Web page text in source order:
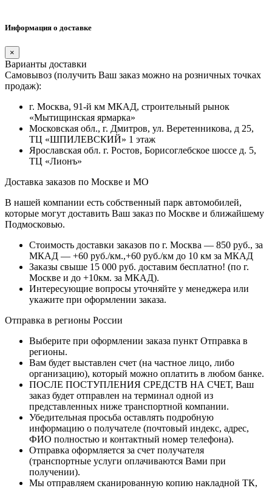
Информация о доставке
×
Варианты доставки
Самовывоз (получить Ваш заказ можно на розничных точках
продаж):
г. Москва, 91-й км МКАД, строительный рынок
«Мытищинская ярмарка»
Московская обл., г. Дмитров, ул. Веретенникова, д 25,
ТЦ «ШПИЛЕВСКИЙ» 1 этаж
Ярославская обл. г. Ростов, Борисоглебское шоссе д. 5,
ТЦ «Лионъ»
Доставка заказов по Москве и МО
В нашей компании есть собственный парк автомобилей,
которые могут доставить Ваш заказ по Москве и ближайшему
Подмосковью.
Стоимость доставки заказов по г. Москва — 850 руб., за
МКАД — +60 руб./км.,+60 руб./км до 10 км за МКАД
Заказы свыше 15 000 руб. доставим бесплатно! (по г.
Москве и до +10км. за МКАД).
Интересующие вопросы уточняйте у менеджера или
укажите при оформлении заказа.
Отправка в регионы России
Выберите при оформлении заказа пункт Отправка в
регионы.
Вам будет выставлен счет (на частное лицо, либо
организацию), который можно оплатить в любом банке.
ПОСЛЕ ПОСТУПЛЕНИЯ СРЕДСТВ НА СЧЕТ, Ваш
заказ будет отправлен на терминал одной из
представленных ниже транспортной компании.
Убедительная просьба оставлять подробную
информацию о получателе (почтовый индекс, адрес,
ФИО полностью и контактный номер телефона).
Отправка оформляется за счет получателя
(транспортные услуги оплачиваются Вами при
получении).
Мы отправляем сканированную копию накладной ТК,